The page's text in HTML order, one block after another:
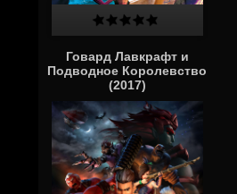
Говард Лавкрафт и
Подводное Королевство
(2017)